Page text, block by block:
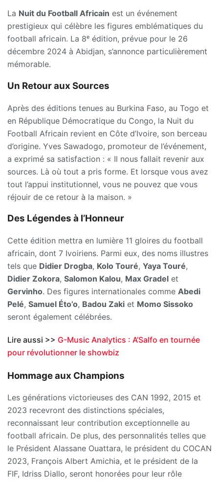
La Nuit du Football Africain est un événement
prestigieux qui célèbre les figures emblématiques du
football africain. La 8ᵉ édition, prévue pour le 26
décembre 2024 à Abidjan, s’annonce particulièrement
mémorable.
Un Retour aux Sources
Après des éditions tenues au Burkina Faso, au Togo et
en République Démocratique du Congo, la Nuit du
Football Africain revient en Côte d’Ivoire, son berceau
d’origine. Yves Sawadogo, promoteur de l’événement,
a exprimé sa satisfaction : « Il nous fallait revenir aux
sources. Là où tout a pris forme. Et lorsque vous avez
tout l’appui institutionnel, vous ne pouvez que vous
réjouir de ce retour à la maison. »
Des Légendes à l’Honneur
Cette édition mettra en lumière 11 gloires du football
africain, dont 7 Ivoiriens. Parmi eux, des noms illustres
tels que Didier Drogba, Kolo Touré, Yaya Touré,
Didier Zokora, Salomon Kalou, Max Gradel et
Gervinho. Des figures internationales comme Abedi
Pelé, Samuel Éto’o, Badou Zaki et Momo Sissoko
seront également célébrées.
Lire aussi >> G-Music Analytics : A’Salfo en tournée
pour révolutionner le showbiz
Hommage aux Champions
Les générations victorieuses des CAN 1992, 2015 et
2023 recevront des distinctions spéciales,
reconnaissant leur contribution exceptionnelle au
football africain. De plus, des personnalités telles que
le Président Alassane Ouattara, le président du COCAN
2023, François Albert Amichia, et le président de la
FIF, Idriss Diallo, seront honorées pour leur rôle